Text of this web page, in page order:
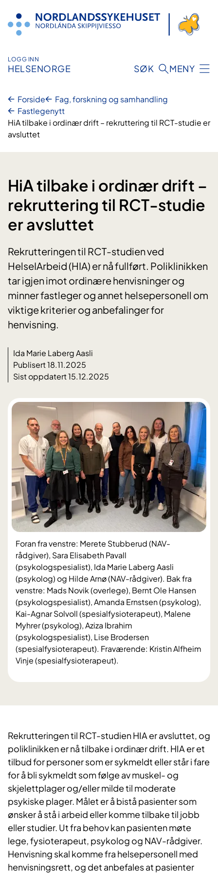
innhold
LOGG INN
HELSENORGE SØK MENY
Forside
Fag, forskning og samhandling
Fastlegenytt
HiA tilbake i ordinær drift – rekruttering til RCT-studie er
avsluttet
HiA tilbake i ordinær drift –
rekruttering til RCT-studie
er avsluttet
Rekrutteringen til RCT-studien ved
HelseIArbeid (HIA) er nå fullført. Poliklinikken
tar igjen imot ordinære henvisninger og
minner fastleger og annet helsepersonell om
viktige kriterier og anbefalinger for
henvisning.
Ida Marie Laberg Aasli
Publisert 18.11.2025
Sist oppdatert 15.12.2025
Foran fra venstre: Merete Stubberud (NAV-
rådgiver), Sara Elisabeth Pavall
(psykologspesialist), Ida Marie Laberg Aasli
(psykolog) og Hilde Arnø (NAV-rådgiver). Bak fra
venstre: Mads Novik (overlege), Bernt Ole Hansen
(psykologspesialist), Amanda Ernstsen (psykolog),
Kai-Agnar Solvoll (spesialfysioterapeut), Malene
Myhrer (psykolog), Aziza Ibrahim
(psykologspesialist), Lise Brodersen
(spesialfysioterapeut). Fraværende: Kristin Alfheim
Vinje (spesialfysioterapeut).
Rekrutteringen til RCT-studien HIA er avsluttet, og
poliklinikken er nå tilbake i ordinær drift. HIA er et
tilbud for personer som er sykmeldt eller står i fare
for å bli sykmeldt som følge av muskel- og
skjelettplager og/eller milde til moderate
psykiske plager. Målet er å bistå pasienter som
ønsker å stå i arbeid eller komme tilbake til jobb
eller studier. Ut fra behov kan pasienten møte
lege, fysioterapeut, psykolog og NAV-rådgiver.
Henvisning skal komme fra helsepersonell med
henvisningsrett, og det anbefales at pasienter